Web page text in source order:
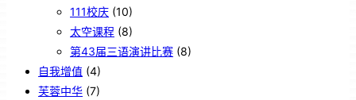
111校庆 (10)
太空课程 (8)
第43届三语演讲比赛 (8)
自我增值 (4)
芙蓉中华 (7)